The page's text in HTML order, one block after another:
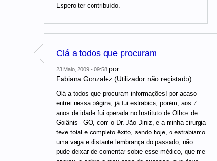
Espero ter contribuído.
Olá a todos que procuram
23 Maio, 2009 - 09:58 por
Fabiana Gonzalez (Utilizador não registado)
Olá a todos que procuram informações! por acaso
entrei nessa página, já fui estrabica, porém, aos 7
anos de idade fui operada no Instituto de Olhos de
Goiânis - GO, com o Dr. Jão Diniz, e a minha cirurgia
teve total e completo êxito, sendo hoje, o estrabismo
uma vaga e distante lembrança do passado, não
pude deixar de comentar sobre esse médico, que me